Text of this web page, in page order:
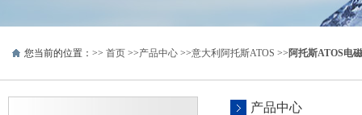
您当前的位置：>> 首页 >>产品中心 >>意大利阿托斯ATOS >> 阿托斯ATOS电
产品中心